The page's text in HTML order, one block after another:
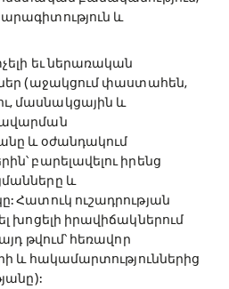
և
եւ ներառական
(աջակցում փաստահեն,
և
և օժանդակում
բարելավելու իրենց
և
Հատուկ ուշադրության
խոցելի իրավիճակներում
թվում՝ հեռավոր
և հակամարտություններից